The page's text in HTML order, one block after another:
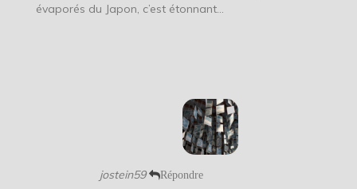
évaporés du Japon, c’est étonnant…
jostein59 Répondre